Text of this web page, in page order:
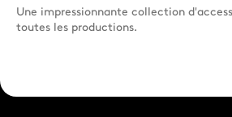
Une impressionnante collection
toutes les productions.